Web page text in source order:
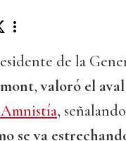
de la
,valoró el
,
se va